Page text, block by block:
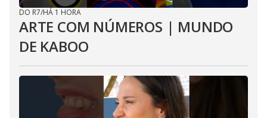
DO R7/HÁ 1 HORA
ARTE COM NÚMEROS | MUNDO
DE KABOO